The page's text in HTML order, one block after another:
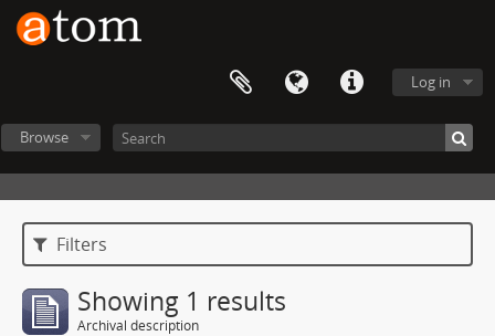
Log in
Browse
Filters
Showing 1 results
Archival description